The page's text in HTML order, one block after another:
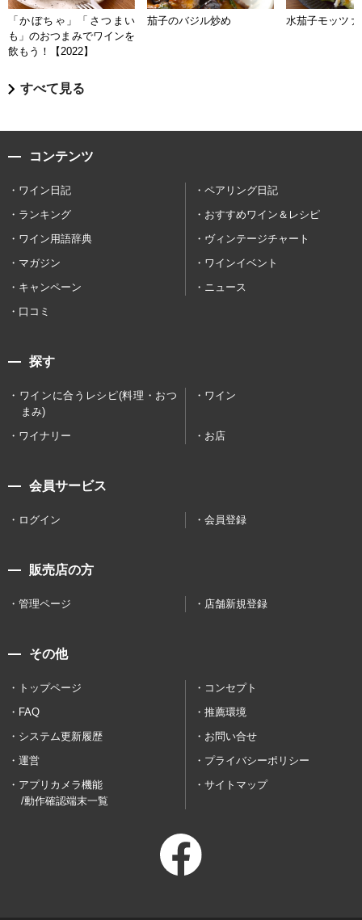
「かぼちゃ」「さつまい
も」のおつまみでワインを
飲もう！【2022】
茄子のバジル炒め 水茄子モッツァ
すべて見る
コンテンツ
ワイン日記
ペアリング日記
ランキング
おすすめワイン＆レシピ
ワイン用語辞典
ヴィンテージチャート
マガジン
ワインイベント
キャンペーン
ニュース
口コミ
探す
ワインに合うレシピ(料理・おつ
まみ)
ワイン
ワイナリー お店
会員サービス
ログイン 会員登録
販売店の方
管理ページ 店舗新規登録
その他
トップページ
コンセプト
FAQ
推薦環境
システム更新履歴
お問い合せ
運営
プライバシーポリシー
アプリカメラ機能
/動作確認端末一覧
サイトマップ